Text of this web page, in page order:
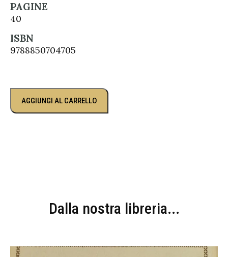
PAGINE
40
ISBN
9788850704705
AGGIUNGI AL CARRELLO
Dalla nostra libreria...